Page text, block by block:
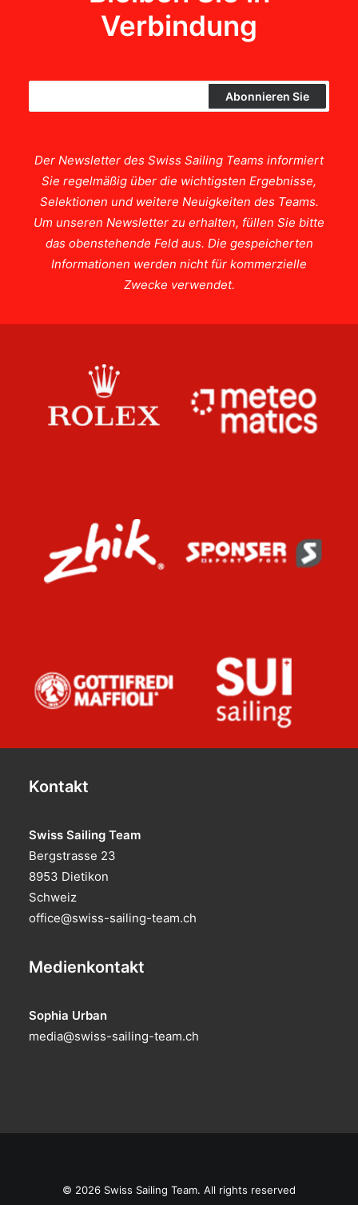
Verbindung
Der Newsletter des Swiss Sailing Teams informiert
Sie regelmäßig über die wichtigsten Ergebnisse,
Selektionen und weitere Neuigkeiten des Teams.
Um unseren Newsletter zu erhalten, füllen Sie bitte
das obenstehende Feld aus. Die gespeicherten
Informationen werden nicht für kommerzielle
Zwecke verwendet.
Kontakt
Swiss Sailing Team
Bergstrasse 23
8953 Dietikon
Schweiz
office@swiss-sailing-team.ch
Medienkontakt
Sophia Urban
media@swiss-sailing-team.ch
© 2026 Swiss Sailing Team. All rights reserved